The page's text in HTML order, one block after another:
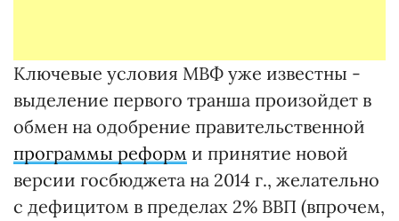
Ключевые условия МВФ уже известны -
выделение первого транша произойдет в
обмен на одобрение правительственной
программы реформ и принятие новой
версии госбюджета на 2014 г., желательно
с дефицитом в пределах 2% ВВП (впрочем,